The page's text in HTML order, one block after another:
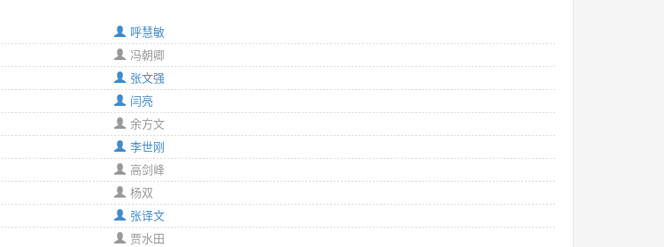
呼慧敏
冯朝卿
张文强
闫亮
余方文
李世刚
高剑峰
杨双
张译文
贾水田